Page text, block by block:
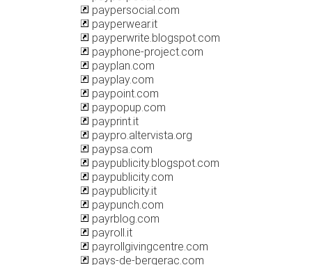
paypersocial.com
payperwear.it
payperwrite.blogspot.com
payphone-project.com
payplan.com
payplay.com
paypoint.com
paypopup.com
payprint.it
paypro.altervista.org
paypsa.com
paypublicity.blogspot.com
paypublicity.com
paypublicity.it
paypunch.com
payrblog.com
payroll.it
payrollgivingcentre.com
pays-de-bergerac.com